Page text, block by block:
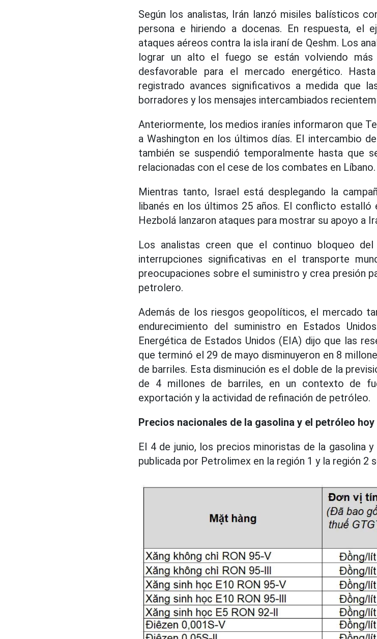
Según los analistas, Irán lanzó misiles balísticos
persona e hiriendo a docenas. En respuesta, el
ataques aéreos contra la isla iraní de Qeshm. Los
lograr un alto el fuego se están volviendo más
desfavorable para el mercado energético.
registrado avances significativos a medida que
borradores y los mensajes intercambiados
Anteriormente, los medios iraníes informaron que
a Washington en los últimos días. El intercambio
también se suspendió temporalmente hasta que
relacionadas con el cese de los combates en Líbano.
Mientras tanto, Israel está desplegando la
libanés en los últimos 25 años. El conflicto estalló
Hezbolá lanzaron ataques para mostrar su apoyo a
Los analistas creen que el continuo bloqueo
interrupciones significativas en el transporte
preocupaciones sobre el suministro y crea presión
petrolero.
Además de los riesgos geopolíticos, el mercado
endurecimiento del suministro en Estados
Energética de Estados Unidos (EIA) dijo que las
que terminó el 29 de mayo disminuyeron en 8
de barriles. Esta disminución es el doble de la
de 4 millones de barriles, en un contexto de
exportación y la actividad de refinación de petróleo.
Precios nacionales de la gasolina y el petróleo hoy
El 4 de junio, los precios minoristas de la gasolina
publicada por Petrolimex en la región 1 y la región 2